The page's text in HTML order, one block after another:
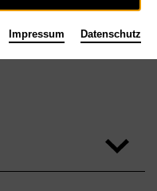
Impressum Datenschutz